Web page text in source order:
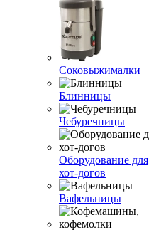
Соковыжималки
Блинницы
Чебуречницы
Оборудование для
хот-догов
Вафельницы